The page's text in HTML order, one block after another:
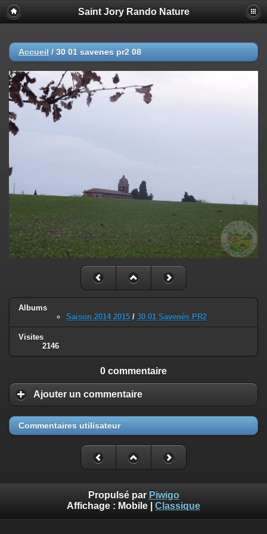
Saint Jory Rando Nature
Accueil / 30 01 savenes pr2 08
Albums
Saison 2014 2015 / 30 01 Savenès PR2
Visites
2146
0 commentaire
Ajouter un commentaire
Commentaires utilisateur
Propulsé par Piwigo
Affichage : Mobile Classique